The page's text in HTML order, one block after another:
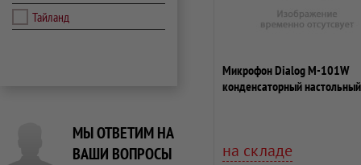
Тайланд
МЫ ОТВЕТИМ НА
ВАШИ ВОПРОСЫ
Микрофон Dialog M-101W
конденсаторный
на складе